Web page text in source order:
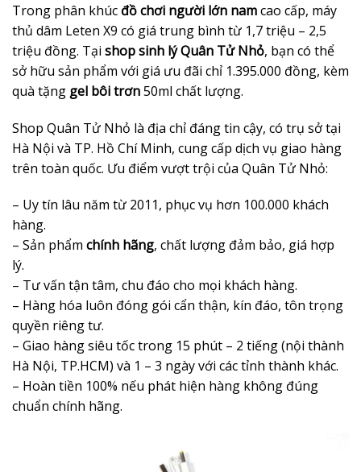
Trong phân khúcđồ chơi người lớn namcao cấp, máy
thủ dâm Leten X9 có giá trung bình từ 1,7 triệu – 2,5
triệu đồng. Tại shop sinh lý Quân Tử Nhỏ, bạn có thể
sở hữu sản phẩm với giá ưu đãi chỉ 1.395.000 đồng, kèm
quà tặng gel bôi trơn50ml chất lượng.
Shop Quân Tử Nhỏ là địa chỉ đáng tin cậy, có trụ sở tại
Hà Nội và TP. Hồ Chí Minh, cung cấp dịch vụ giao hàng
trên toàn quốc. Ưu điểm vượt trội của Quân Tử Nhỏ:
– Uy tín lâu năm từ 2011, phục vụ hơn 100.000 khách
hàng.
– Sản phẩm chính hãng, chất lượng đảm bảo, giá hợp
lý.
– Tư vấn tận tâm, chu đáo cho mọi khách hàng.
– Hàng hóa luôn đóng gói cẩn thận, kín đáo, tôn trọng
quyền riêng tư.
– Giao hàng siêu tốc trong 15 phút – 2 tiếng (nội thành
Hà Nội, TP.HCM) và 1 – 3 ngày với các tỉnh thành khác.
– Hoàn tiền 100% nếu phát hiện hàng không đúng
chuẩn chính hãng.